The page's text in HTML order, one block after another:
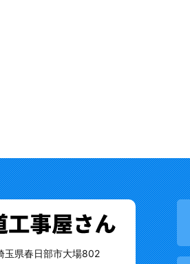
県春日部市大場802